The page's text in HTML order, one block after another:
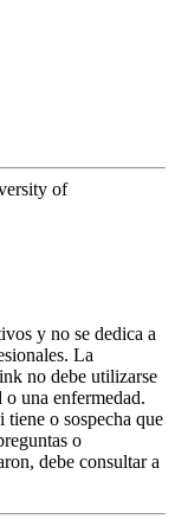
of
y no se dedica a
La
no debe utilizarse
una enfermedad.
o sospecha que
o
debe consultar a